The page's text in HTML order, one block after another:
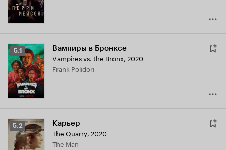
Рейтинг
Кинопоиска
5.1
5.1 Вампиры в Бронксе
Vampires vs. the Bronx, 2020
Frank Polidori
Рейтинг
Кинопоиска
5.2
5.2 Карьер
The Quarry, 2020
The Man